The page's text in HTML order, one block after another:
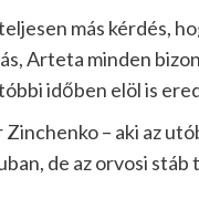
más kérdés,
Arteta minden
időben elöl is
– aki az
de az orvosi